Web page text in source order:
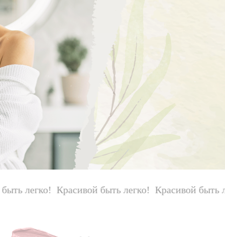
легко! Красивой быть легко! Красивой быть